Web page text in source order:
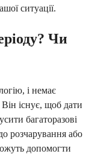
ситуації.
Чи
і немає
існує, щоб дати
багаторазові
розчарування або
допомогти